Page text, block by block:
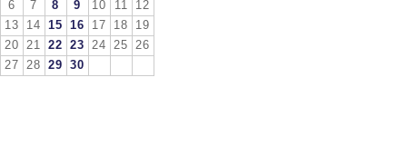
6
7 8 9 10 11
12
13
14 15 16 17 18
19
20
21 22 23 24 25
26
27
28 29 30